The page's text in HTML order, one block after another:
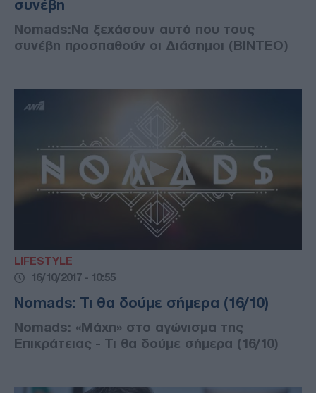
συνέβη
Nomads:Να ξεχάσουν αυτό που τους
συνέβη προσπαθούν οι Διάσημοι (ΒΙΝΤΕΟ)
LIFESTYLE
16/10/2017 - 10:55
Nomads: Τι θα δούμε σήμερα (16/10)
Nomads: «Μάχη» στο αγώνισμα της
Επικράτειας - Τι θα δούμε σήμερα (16/10)